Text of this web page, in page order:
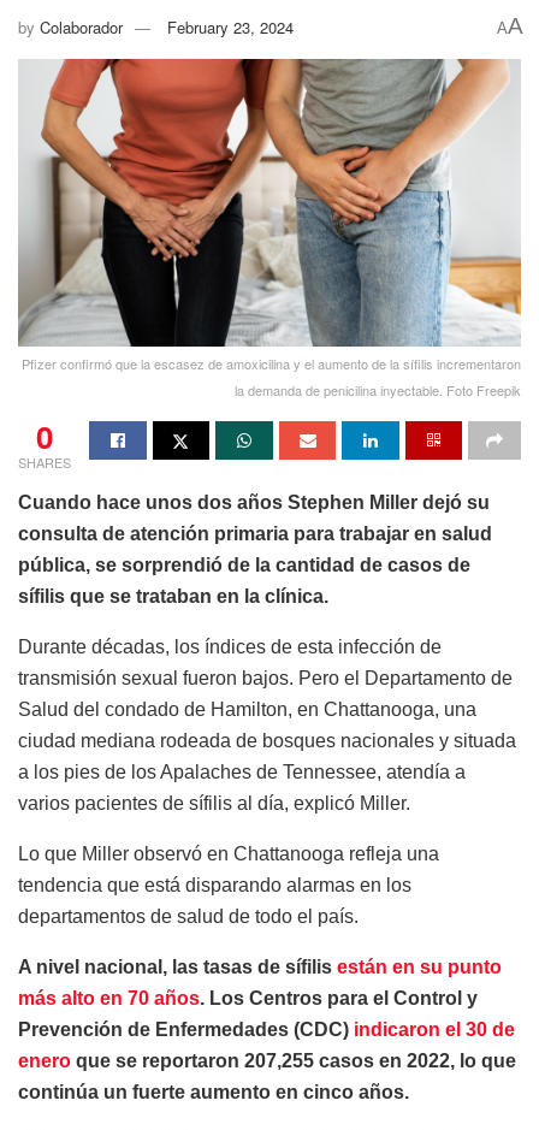
by Colaborador February 23, 2024 AA
Pfizer confirmó que la escasez de amoxicilina y el aumento de la sífilis incrementaron
la demanda de penicilina inyectable. Foto Freepik
0
SHARES
Cuando hace unos dos años Stephen Miller dejó su
consulta de atención primaria para trabajar en salud
pública, se sorprendió de la cantidad de casos de
sífilis que se trataban en la clínica.
Durante décadas, los índices de esta infección de
transmisión sexual fueron bajos. Pero el Departamento de
Salud del condado de Hamilton, en Chattanooga, una
ciudad mediana rodeada de bosques nacionales y situada
a los pies de los Apalaches de Tennessee, atendía a
varios pacientes de sífilis al día, explicó Miller.
Lo que Miller observó en Chattanooga refleja una
tendencia que está disparando alarmas en los
departamentos de salud de todo el país.
A nivel nacional, las tasas de sífilis están en su punto
más alto en 70 años. Los Centros para el Control y
Prevención de Enfermedades (CDC) indicaron el 30 de
enero que se reportaron 207,255 casos en 2022, lo que
continúa un fuerte aumento en cinco años.